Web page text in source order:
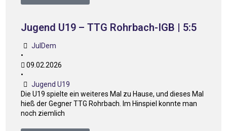
Jugend U19 – TTG Rohrbach-IGB | 5:5
JulDem
•
09.02.2026
•
Jugend U19
Die U19 spielte ein weiteres Mal zu Hause, und dieses Mal
hieß der Gegner TTG Rohrbach. Im Hinspiel konnte man
noch ziemlich